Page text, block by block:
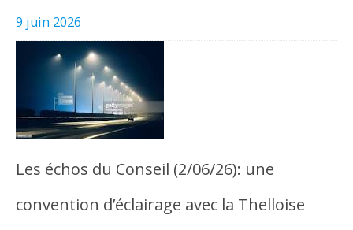
9 juin 2026
Les échos du Conseil (2/06/26): une
convention d’éclairage avec la Thelloise